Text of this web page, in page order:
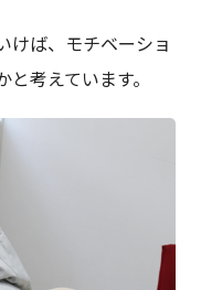
けば、モチベーショ
考えています。